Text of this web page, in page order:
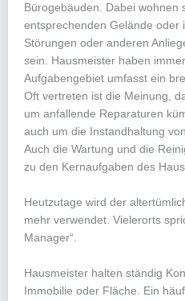
Bürogebäuden. Dabei wohnen
entsprechenden Gelände oder
Störungen oder anderen
sein. Hausmeister haben
Aufgabengebiet umfasst ein
Oft vertreten ist die Meinung,
um anfallende Reparaturen
auch um die Instandhaltung
Auch die Wartung und die
zu den Kernaufgaben des
Heutzutage wird der
mehr verwendet. Vielerorts
Manager“.
Hausmeister halten ständig
Immobilie oder Fläche. Ein